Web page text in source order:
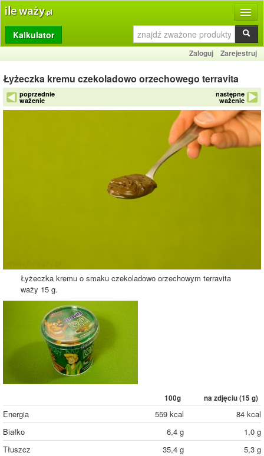
Produkty
Dziennik
Przelicznik
Porównywarka
Kalkulator
Zaloguj Zarejestruj
Łyżeczka kremu czekoladowo orzechowego terravita
poprzednie
ważenie
następne
ważenie
Łyżeczka kremu o smaku czekoladowo orzechowym terravita
waży 15 g.
100g na zdjęciu (15 g)
Energia 559 kcal
84 kcal
Białko
6,4 g
1,0 g
Tłuszcz
35,4 g
5,3 g